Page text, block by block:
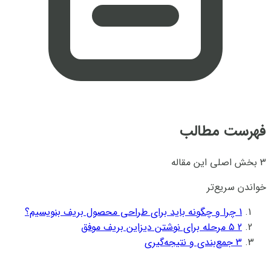
فهرست مطالب
3 بخش اصلی این مقاله
خواندن سریع‌تر
1 چرا و چگونه باید برای طراحی محصول بریف بنویسیم؟
2 ۵ مرحله برای نوشتن دیزاین بریف موفق
3 جمع‌بندی و نتیجه‌گیری